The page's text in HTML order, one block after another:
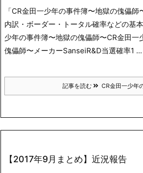
「CR金田一少年の事件簿〜地獄の傀儡
内訳・ボーダー・トータル確率などの基本
少年の事件簿〜地獄の傀儡師〜CR金田一
傀儡師〜メーカーSanseiR&D当選確率1 ...
記事を読む CR金田一少年
【2017年9月まとめ】近況報告